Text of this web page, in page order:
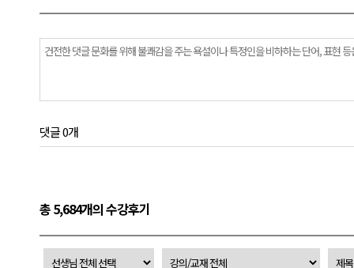
댓글 0개
총 5,684개의 수강후기